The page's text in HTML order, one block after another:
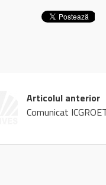
Articolul anterior
Comunicat